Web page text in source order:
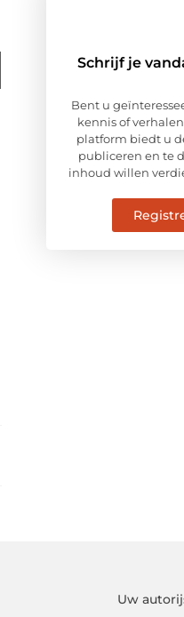
Schrijf je
Bent u
kennis of
platform biedt u
publiceren en te
inhoud willen
Uw